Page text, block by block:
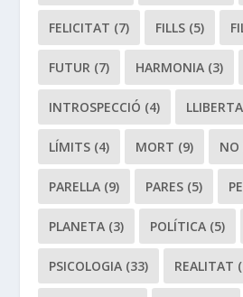
FELICITAT (7) FILLS (5)
FUTUR (7) HARMONIA (3)
INTROSPECCIÓ (4)
LÍMITS (4) MORT (9) NO
PARELLA (9) PARES (5)
PLANETA (3) POLÍTICA (5)
PSICOLOGIA (33) REALITAT